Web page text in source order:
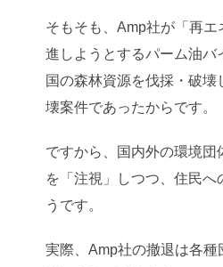
そもそも、Amp社が「再エ
進しようとするパーム油バ
国の森林資源を伐採・破壊
壊案件であったからです。
ですから、国内外の環境団
を「注視」しつつ、住民へ
うです。
実際、Amp社の撤退は各種